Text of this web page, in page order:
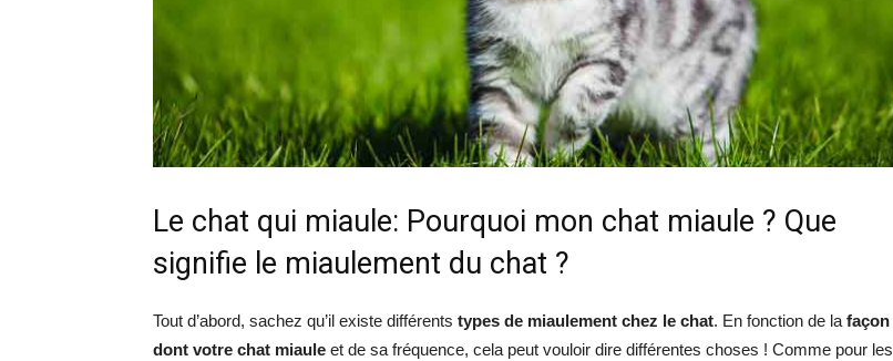
chat
Le chat qui miaule: Pourquoi mon chat miaule ? Que
signifie le miaulement du chat ?
Tout d’abord, sachez qu’il existe différents types de miaulement chez le chat. En fonction de la façon
dont votre chat miaule et de sa fréquence, cela peut vouloir dire différentes choses ! Comme pour les